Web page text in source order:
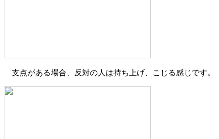
支点がある場合、反対の人は持ち上げ、こじる感じです。